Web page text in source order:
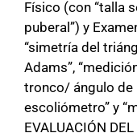
Físico (con “talla
puberal”) y
“simetría del
Adams”,
tronco/ ángulo de
escoliómetro” y
EVALUACIÓN